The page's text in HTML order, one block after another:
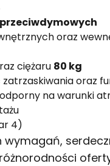
przeciwdymowych
oraz
ciężaru 80 kg
zatrzaskiwania oraz
na warunki
4)
wymagań,